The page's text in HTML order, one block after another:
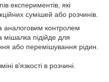
експериментів, які
сумішей або розчинів.
аналоговим контролем
підійде для
або перемішування рідин.
в'язкості в розчині.